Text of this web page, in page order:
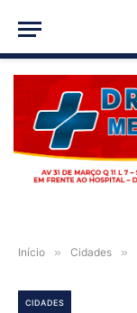
Início » Cidades »
CIDADES